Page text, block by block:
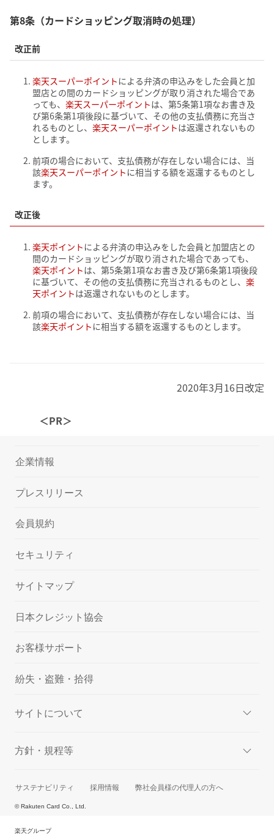
第8条（カードショッピング取消時の処理）
改正前
楽天スーパーポイントによる弁済の申込みをした会員と加
盟店との間のカードショッピングが取り消された場合であ
っても、 楽天スーパーポイントは、第5条第1項なお書き及
び第6条第1項後段に基づいて、その他の支払債務に充当さ
れるものとし、 楽天スーパーポイントは返還されないもの
とします。
前項の場合において、支払債務が存在しない場合には、当
該楽天スーパーポイントに相当する額を返還するものとし
ます。
改正後
楽天ポイントによる弁済の申込みをした会員と加盟店との
間のカードショッピングが取り消された場合であっても、
楽天ポイントは、第5条第1項なお書き及び第6条第1項後段
に基づいて、その他の支払債務に充当されるものとし、 楽
天ポイントは返還されないものとします。
前項の場合において、支払債務が存在しない場合には、当
該楽天ポイントに相当する額を返還するものとします。
2020年3月16日改定
＜PR＞
企業情報
プレスリリース
会員規約
セキュリティ
サイトマップ
日本クレジット協会
お客様サポート
紛失・盗難・拾得
サイトについて
方針・規程等
サステナビリティ 採用情報 弊社会員様の代理人の方へ
© Rakuten Card Co., Ltd.
楽天グループ